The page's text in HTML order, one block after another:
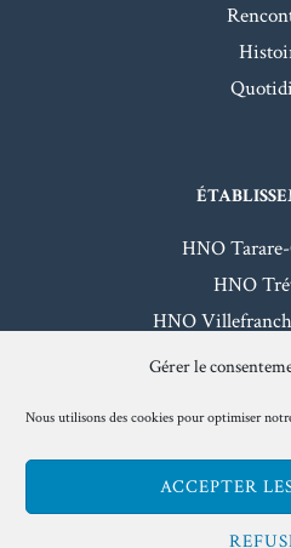
Gérer le
Nous utilisons des cookies pour optimiser
ACCEPTER
HNO
HNO
HNO
HNO